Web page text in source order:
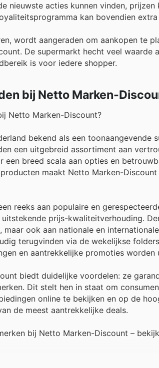
nieuwste acties kunnen vinden,
kan bovendien
wordt aangeraden om aankopen te
De supermarkt hecht veel waarde
is voor iedere shopper.
bij Netto Marken-
Netto Marken-Discount?
bekend als een toonaangevende
een uitgebreid assortiment aan
breed scala aan opties en
maakt Netto Marken-
reeks aan populaire en
prijs-kwaliteitverhouding.
ook aan nationale en
terugvinden via de wekelijkse
en aantrekkelijke promoties
biedt duidelijke voordelen: ze
Dit stelt hen in staat om
online te bekijken en op de
de meest aantrekkelijke deals.
bij Netto Marken-Discount –